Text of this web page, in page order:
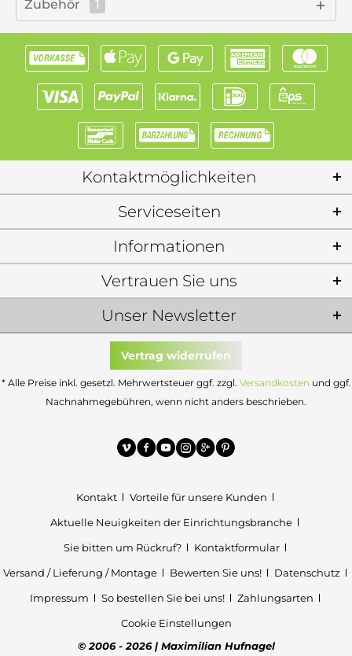
Zubehör 1
Kontaktmöglichkeiten
Serviceseiten
Informationen
Unser Newsletter
Vertrauen Sie uns
Vertrag widerrufen
* Alle Preise inkl. gesetzl. Mehrwertsteuer ggf. zzgl. Versandkosten und ggf.
Nachnahmegebühren, wenn nicht anders beschrieben.
Kontakt
Vorteile für unsere Kunden
Aktuelle Neuigkeiten der Einrichtungsbranche
Sie bitten um Rückruf?
Kontaktformular
Versand / Lieferung / Montage
Bewerten Sie uns!
Datenschutz
Impressum
So bestellen Sie bei uns!
Zahlungsarten
Cookie Einstellungen
© 2006 - 2026 | Maximilian Hufnagel